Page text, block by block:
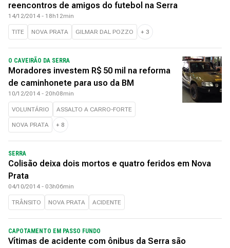
reencontros de amigos do futebol na Serra
14/12/2014 - 18h12min
TITE NOVA PRATA GILMAR DAL POZZO + 3
O CAVEIRÃO DA SERRA
Moradores investem R$ 50 mil na reforma
de caminhonete para uso da BM
10/12/2014 - 20h08min
VOLUNTÁRIO ASSALTO A CARRO-FORTE
NOVA PRATA + 8
SERRA
Colisão deixa dois mortos e quatro feridos em Nova
Prata
04/10/2014 - 03h06min
TRÂNSITO NOVA PRATA ACIDENTE
CAPOTAMENTO EM PASSO FUNDO
Vítimas de acidente com ônibus da Serra são